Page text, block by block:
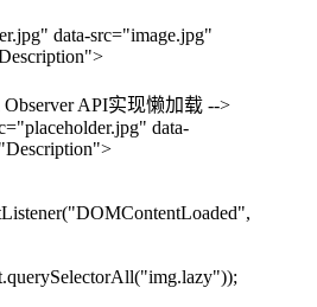
data-src="image.jpg"
Observer API实现懒加载 -->
data-